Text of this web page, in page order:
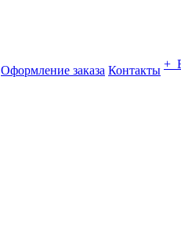
Оформление заказа Контакты +